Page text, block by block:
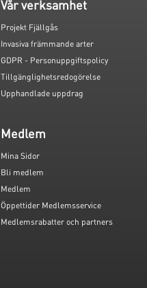
Vår verksamhet
Projekt Fjällgås
Invasiva främmande arter
GDPR - Personuppgiftspolicy
Tillgänglighetsredogörelse
Upphandlade uppdrag
Medlem
Mina Sidor
Bli medlem
Medlem
Öppettider Medlemsservice
Medlemsrabatter och partners